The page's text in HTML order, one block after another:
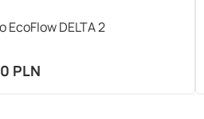
EcoFlow DELTA 2
PLN